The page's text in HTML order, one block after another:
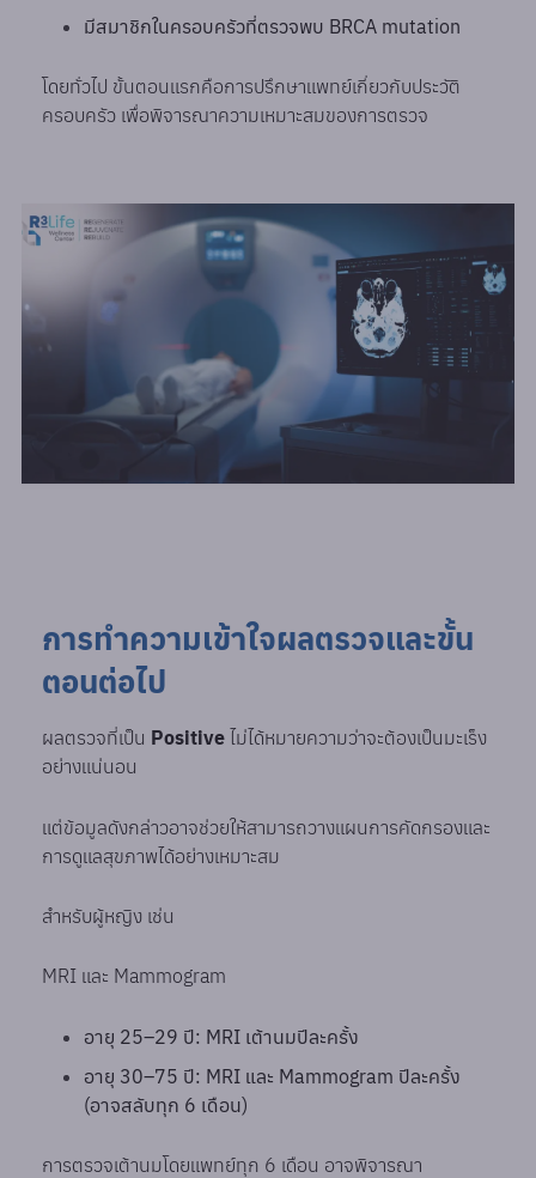
มีสมาชิกในครอบครัวที่ตรวจพบ BRCA mutation
โดยทั่วไป ขั้นตอนแรกคือการปรึกษาแพทย์เกี่ยวกับประวัติ
ครอบครัว เพื่อพิจารณาความเหมาะสมของการตรวจ
การทำความเข้าใจผลตรวจและขั้น
ตอนต่อไป
ผลตรวจที่เป็น Positive ไม่ได้หมายความว่าจะต้องเป็นมะเร็ง
อย่างแน่นอน
แต่ข้อมูลดังกล่าวอาจช่วยให้สามารถวางแผนการคัดกรองและ
การดูแลสุขภาพได้อย่างเหมาะสม
สำหรับผู้หญิง เช่น
MRI และ Mammogram
อายุ 25–29 ปี: MRI เต้านมปีละครั้ง
อายุ 30–75 ปี: MRI และ Mammogram ปีละครั้ง
(อาจสลับทุก 6 เดือน)
การตรวจเต้านมโดยแพทย์ทุก 6 เดือน อาจพิจารณา